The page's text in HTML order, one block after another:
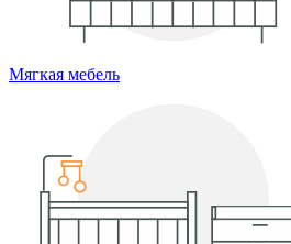
Мягкая мебель